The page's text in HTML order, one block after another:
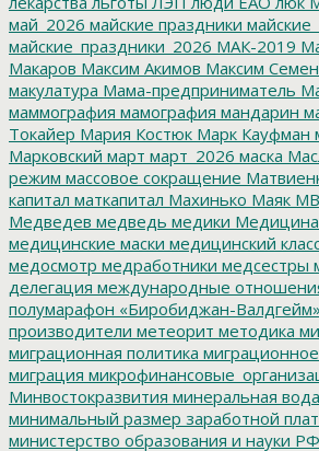
май_2026 майские праздники
майские_праздники_2026 МАК-2019
Макаров Максим Акимов Максим
макулатура Мама-предприниматель
маммография мамография мандарин
Токайер Мария Костюк Марк Кауфман
Марковский март март_2026 маска
режим массовое сокращение
капитал маткапитал Махинько Маяк
Медведев медведь медики Медицина
медицинские маски медицинский
медосмотр медработники медсестры
делегация международные
полумарафон «Биробиджан-Валдгейм»
производители метеорит методика
миграционная политика
миграция
Минвостокразвития минеральная вода
минимальный размер заработной
министерство образования и науки РФ